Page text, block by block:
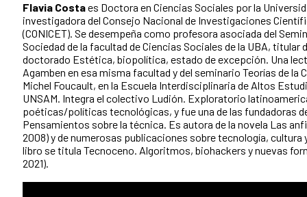
Flavia Costaes Doctora en Ciencias Sociales por la
investigadora del Consejo Nacional de Investigaciones
(CONICET). Se desempeña como profesora asociada del
Sociedad de la facultad de Ciencias Sociales de la UBA, titular
doctorado Estética, biopolítica, estado de excepción. Una
Agamben en esa misma facultad y del seminario Teorías de la
Michel Foucault, en la Escuela Interdisciplinaria de Altos
UNSAM. Integra el colectivo Ludión. Exploratorio
poéticas/políticas tecnológicas, y fue una de las fundadoras
Pensamientos sobre la técnica. Es autora de la novela Las
2008) y de numerosas publicaciones sobre tecnología, cultura
libro se titula Tecnoceno. Algoritmos, biohackers y nuevas
2021).